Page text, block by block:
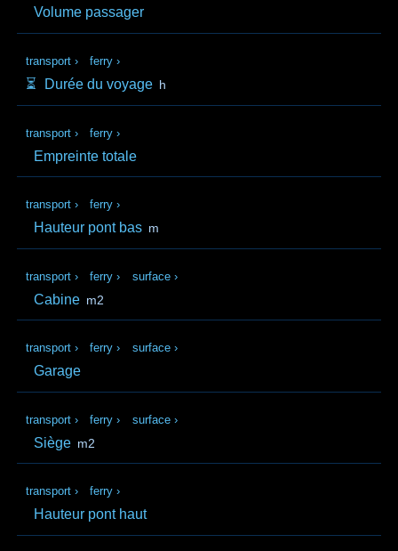
Volume passager
transport › ferry ›
⏳️ Durée du voyage h
transport › ferry ›
Empreinte totale
transport › ferry ›
Hauteur pont bas m
transport › ferry › surface ›
Cabine m2
transport › ferry › surface ›
Garage
transport › ferry › surface ›
Siège m2
transport › ferry ›
Hauteur pont haut